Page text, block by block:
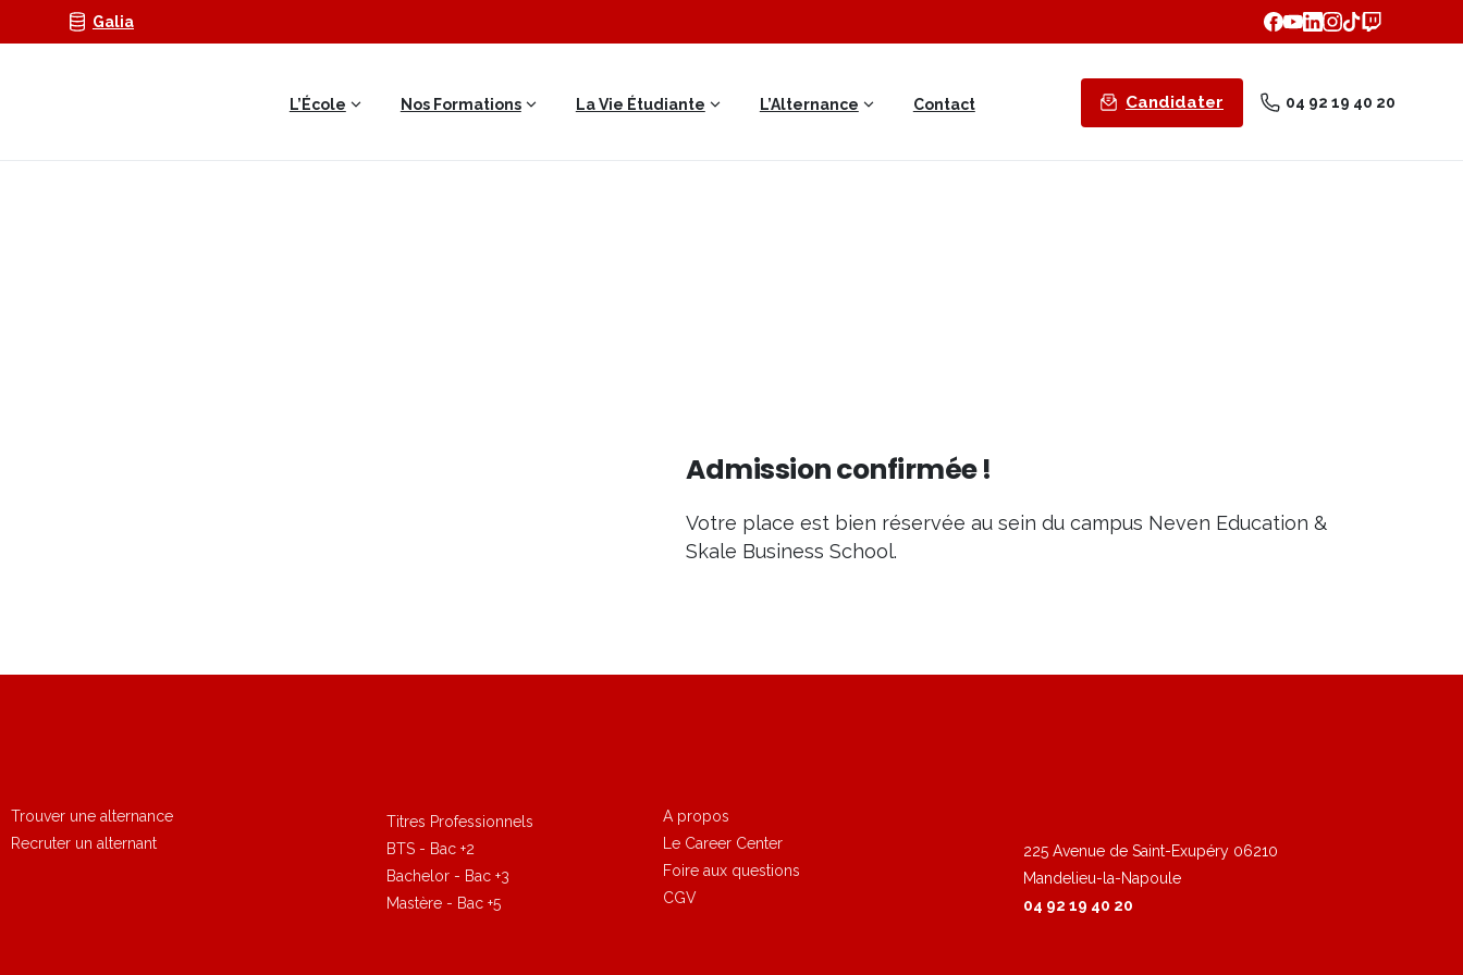
Galia
L’École Nos Formations La Vie Étudiante L’Alternance Contact Candidater 04 92 19 40 20
Trouver une alternance
Recruter un alternant
Titres Professionnels
BTS - Bac +2
Bachelor - Bac +3
Mastère - Bac +5
A propos
Le Career Center
Foire aux questions
CGV